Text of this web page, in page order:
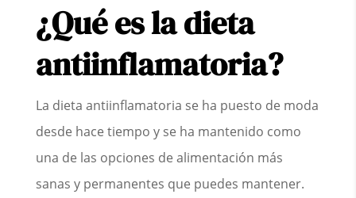
¿Qué es la dieta
antiinflamatoria?
La dieta antiinflamatoria se ha puesto de moda
desde hace tiempo y se ha mantenido como
una de las opciones de alimentación más
sanas y permanentes que puedes mantener.